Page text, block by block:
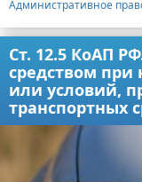
Административное
Ст. 12.5 КоАП
средством при
или условий,
транспортных